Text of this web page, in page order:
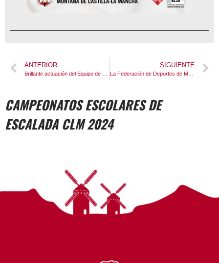
ANTERIOR SIGUIENTE
La Federación de Deportes de Montaña de Castilla‑La Mancha presenta “Montaña con Propósito”: alpinismo, ciencia y cooperación desde Hushe (Pakistán) hasta Groenlandia
CAMPEONATOS ESCOLARES DE
ESCALADA CLM 2024